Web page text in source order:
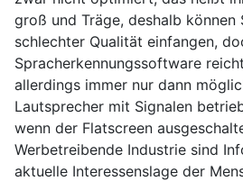
groß und Träge, deshalb können
schlechter Qualität einfangen,
Spracherkennungssoftware
allerdings immer nur dann
Lautsprecher mit Signalen
wenn der Flatscreen
Werbetreibende Industrie sind
aktuelle Interessenslage der